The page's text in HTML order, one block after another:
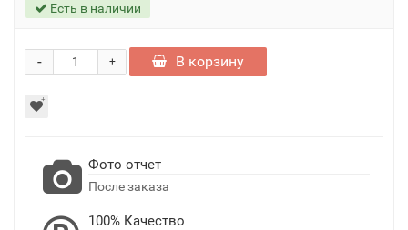
Есть в наличии
+
- В корзину
Фото отчет
После заказа
100% Качество